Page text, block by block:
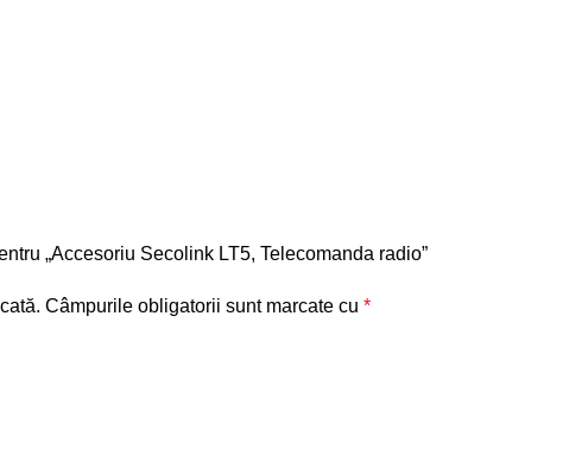
„Accesoriu Secolink LT5, Telecomanda radio”
Câmpurile obligatorii sunt marcate cu *